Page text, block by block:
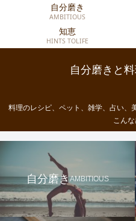
自分磨きと料
料理のレシピ、ペット、雑学、占い
こんな
自分磨き
AMBITIOUS
知恵
HINTS TOLIFE
自分磨きAMBITIOUS